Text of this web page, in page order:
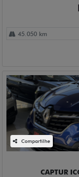
45.050 km
Compartilhe
CAPTUR